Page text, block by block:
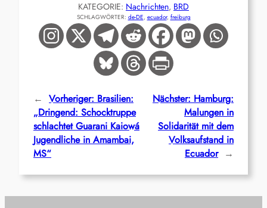
KATEGORIE: Nachrichten, BRD
SCHLAGWÖRTER: de-DE, ecuador, freiburg
← Vorheriger: Brasilien:
„Dringend: Schocktruppe
schlachtet Guarani Kaiowá
Jugendliche in Amambai,
MS“
Nächster: Hamburg:
Malungen in
Solidarität mit dem
Volksaufstand in
Ecuador →